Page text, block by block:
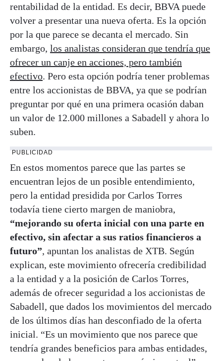
rentabilidad de la entidad. Es decir, BBVA puede
volver a presentar una nueva oferta. Es la opción
por la que parece se decanta el mercado. Sin
embargo, los analistas consideran que tendría que
ofrecer un canje en acciones, pero también
efectivo. Pero esta opción podría tener problemas
entre los accionistas de BBVA, ya que se podrían
preguntar por qué en una primera ocasión daban
un valor de 12.000 millones a Sabadell y ahora lo
suben.
PUBLICIDAD
En estos momentos parece que las partes se
encuentran lejos de un posible entendimiento,
pero la entidad presidida por Carlos Torres
todavía tiene cierto margen de maniobra,
“mejorando su oferta inicial con una parte en
efectivo, sin afectar a sus ratios financieros a
futuro”, apuntan los analistas de XTB. Según
explican, este movimiento ofrecería credibilidad
a la entidad y a la posición de Carlos Torres,
además de ofrecer seguridad a los accionistas de
Sabadell, que dados los movimientos del mercado
de los últimos días han desconfiado de la oferta
inicial. “Es un movimiento que nos parece que
tendría grandes beneficios para ambas entidades,